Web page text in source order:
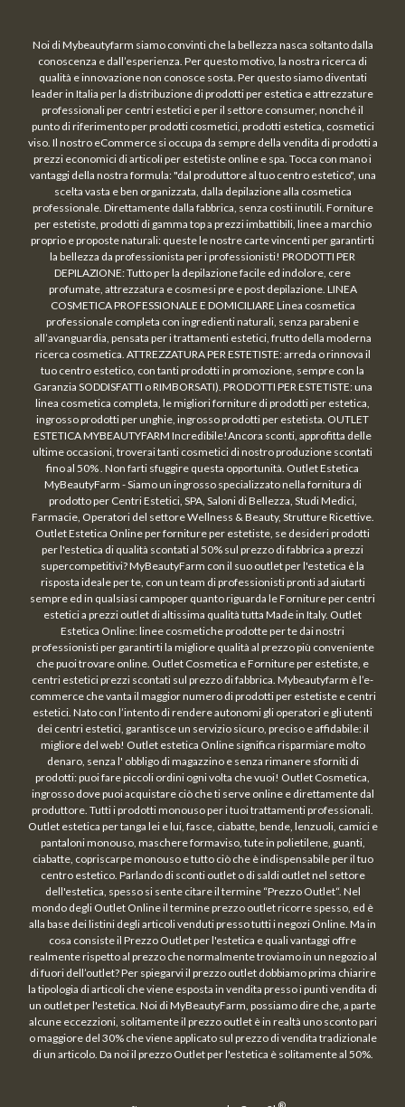
Noi di Mybeautyfarm siamo convinti che la bellezza nasca soltanto dalla
conoscenza e dall’esperienza. Per questo motivo, la nostra ricerca di
qualità e innovazione non conosce sosta. Per questo siamo diventati
leader in Italia per la distribuzione di prodotti per estetica e attrezzature
professionali per centri estetici e per il settore consumer, nonché il
punto di riferimento per prodotti cosmetici, prodotti estetica, cosmetici
viso. Il nostro eCommerce si occupa da sempre della vendita di prodotti a
prezzi economici di articoli per estetiste online e spa. Tocca con mano i
vantaggi della nostra formula: "dal produttore al tuo centro estetico", una
scelta vasta e ben organizzata, dalla depilazione alla cosmetica
professionale. Direttamente dalla fabbrica, senza costi inutili. Forniture
per estetiste, prodotti di gamma top a prezzi imbattibili, linee a marchio
proprio e proposte naturali: queste le nostre carte vincenti per garantirti
la bellezza da professionista per i professionisti! PRODOTTI PER
DEPILAZIONE: Tutto per la depilazione facile ed indolore, cere
profumate, attrezzatura e cosmesi pre e post depilazione. LINEA
COSMETICA PROFESSIONALE E DOMICILIARE Linea cosmetica
professionale completa con ingredienti naturali, senza parabeni e
all’avanguardia, pensata per i trattamenti estetici, frutto della moderna
ricerca cosmetica. ATTREZZATURA PER ESTETISTE: arreda o rinnova il
tuo centro estetico, con tanti prodotti in promozione, sempre con la
Garanzia SODDISFATTI o RIMBORSATI). PRODOTTI PER ESTETISTE: una
linea cosmetica completa, le migliori forniture di prodotti per estetica,
ingrosso prodotti per unghie, ingrosso prodotti per estetista. OUTLET
ESTETICA MYBEAUTYFARM Incredibile!Ancora sconti, approfitta delle
ultime occasioni, troverai tanti cosmetici di nostro produzione scontati
fino al 50% . Non farti sfuggire questa opportunità. Outlet Estetica
MyBeautyFarm - Siamo un ingrosso specializzato nella fornitura di
prodotto per Centri Estetici, SPA, Saloni di Bellezza, Studi Medici,
Farmacie, Operatori del settore Wellness & Beauty, Strutture Ricettive.
Outlet Estetica Online per forniture per estetiste, se desideri prodotti
per l'estetica di qualità scontati al 50% sul prezzo di fabbrica a prezzi
supercompetitivi? MyBeautyFarm con il suo outlet per l'estetica è la
risposta ideale per te, con un team di professionisti pronti ad aiutarti
sempre ed in qualsiasi campoper quanto riguarda le Forniture per centri
estetici a prezzi outlet di altissima qualità tutta Made in Italy. Outlet
Estetica Online: linee cosmetiche prodotte per te dai nostri
professionisti per garantirti la migliore qualità al prezzo più conveniente
che puoi trovare online. Outlet Cosmetica e Forniture per estetiste, e
centri estetici prezzi scontati sul prezzo di fabbrica. Mybeautyfarm è l’e-
commerce che vanta il maggior numero di prodotti per estetiste e centri
estetici. Nato con l’intento di rendere autonomi gli operatori e gli utenti
dei centri estetici, garantisce un servizio sicuro, preciso e affidabile: il
migliore del web! Outlet estetica Online significa risparmiare molto
denaro, senza l' obbligo di magazzino e senza rimanere sforniti di
prodotti: puoi fare piccoli ordini ogni volta che vuoi! Outlet Cosmetica,
ingrosso dove puoi acquistare ciò che ti serve online e direttamente dal
produttore. Tutti i prodotti monouso per i tuoi trattamenti professionali.
Outlet estetica per tanga lei e lui, fasce, ciabatte, bende, lenzuoli, camici e
pantaloni monouso, maschere formaviso, tute in polietilene, guanti,
ciabatte, copriscarpe monouso e tutto ciò che è indispensabile per il tuo
centro estetico. Parlando di sconti outlet o di saldi outlet nel settore
dell'estetica, spesso si sente citare il termine “Prezzo Outlet“. Nel
mondo degli Outlet Online il termine prezzo outlet ricorre spesso, ed è
alla base dei listini degli articoli venduti presso tutti i negozi Online. Ma in
cosa consiste il Prezzo Outlet per l'estetica e quali vantaggi offre
realmente rispetto al prezzo che normalmente troviamo in un negozio al
di fuori dell’outlet? Per spiegarvi il prezzo outlet dobbiamo prima chiarire
la tipologia di articoli che viene esposta in vendita presso i punti vendita di
un outlet per l'estetica. Noi di MyBeautyFarm, possiamo dire che, a parte
alcune eccezzioni, solitamente il prezzo outlet è in realtà uno sconto pari
o maggiore del 30% che viene applicato sul prezzo di vendita tradizionale
di un articolo. Da noi il prezzo Outlet per l'estetica è solitamente al 50%.